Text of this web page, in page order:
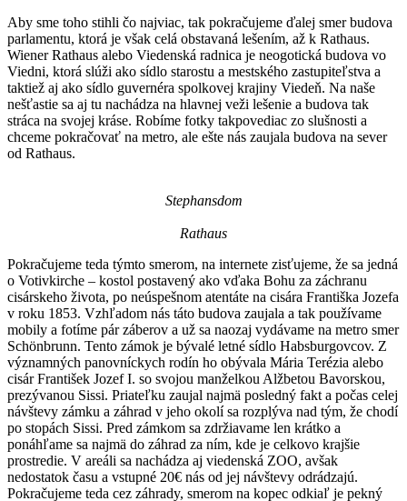
Aby sme toho stihli čo najviac, tak pokračujeme ďalej smer budova
parlamentu, ktorá je však celá obstavaná lešením, až k Rathaus.
Wiener Rathaus alebo Viedenská radnica je neogotická budova vo
Viedni, ktorá slúži ako sídlo starostu a mestského zastupiteľstva a
taktiež aj ako sídlo guvernéra spolkovej krajiny Viedeň. Na naše
nešťastie sa aj tu nachádza na hlavnej veži lešenie a budova tak
stráca na svojej kráse. Robíme fotky takpovediac zo slušnosti a
chceme pokračovať na metro, ale ešte nás zaujala budova na sever
od Rathaus.
Stephansdom
Rathaus
Pokračujeme teda týmto smerom, na internete zisťujeme, že sa jedná
o Votivkirche – kostol postavený ako vďaka Bohu za záchranu
cisárskeho života, po neúspešnom atentáte na cisára Františka Jozefa
v roku 1853. Vzhľadom nás táto budova zaujala a tak používame
mobily a fotíme pár záberov a už sa naozaj vydávame na metro smer
Schönbrunn. Tento zámok je bývalé letné sídlo Habsburgovcov. Z
významných panovníckych rodín ho obývala Mária Terézia alebo
cisár František Jozef I. so svojou manželkou Alžbetou Bavorskou,
prezývanou Sissi. Priateľku zaujal najmä posledný fakt a počas celej
návštevy zámku a záhrad v jeho okolí sa rozplýva nad tým, že chodí
po stopách Sissi. Pred zámkom sa zdržiavame len krátko a
ponáhľame sa najmä do záhrad za ním, kde je celkovo krajšie
prostredie. V areáli sa nachádza aj viedenská ZOO, avšak
nedostatok času a vstupné 20€ nás od jej návštevy odrádzajú.
Pokračujeme teda cez záhrady, smerom na kopec odkiaľ je pekný